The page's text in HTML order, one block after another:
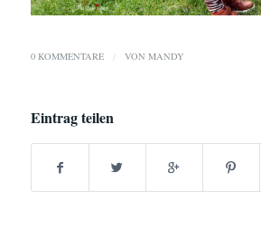
0 KOMMENTARE / VON MANDY
Eintrag teilen